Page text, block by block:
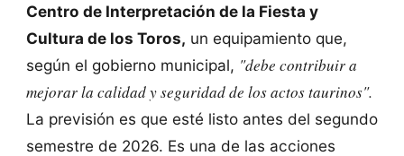
Centro de Interpretación de la Fiesta y
Cultura de los Toros, un equipamiento que,
según el gobierno municipal, "debe contribuir a
mejorar la calidad y seguridad de los actos taurinos".
La previsión es que esté listo antes del segundo
semestre de 2026. Es una de las acciones